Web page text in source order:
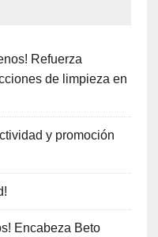
Refuerza
de limpieza en
y promoción
Encabeza Beto